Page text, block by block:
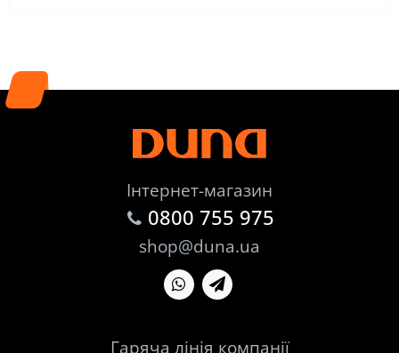
Інтернет-магазин
0800 755 975
shop@duna.ua
Гаряча лінія компанії